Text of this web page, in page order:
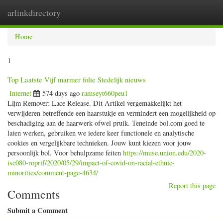
arlinkdirectory
Home
1
Top Laatste Vijf marmer folie Stedelijk nieuws
Internet 574 days ago ramseyt660peu1
Lijm Remover: Lace Release. Dit Artikel vergemakkelijkt het
verwijderen betreffende een haarstukje en vermindert een mogelijkheid op
beschadiging aan de haarwerk ofwel pruik. Teneinde bol.com goed te
laten werken, gebruiken we iedere keer functionele en analytische
cookies en vergelijkbare technieken. Jouw kunt kiezen voor jouw
persoonlijk bol. Voor behulpzame feiten https://muse.union.edu/2020-
isc080-roprif/2020/05/29/impact-of-covid-on-racial-ethnic-
minorities/comment-page-4634/
Report this page
Comments
Submit a Comment